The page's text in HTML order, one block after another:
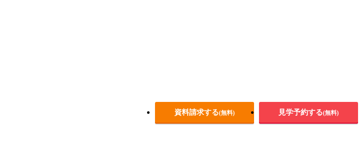
資料請求する(無料) 見学予約する(無料)